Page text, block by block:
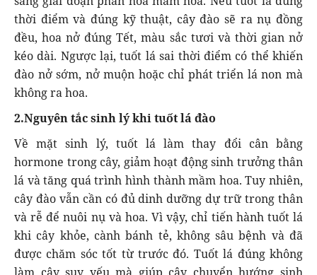
thời điểm và đúng kỹ thuật, cây đào sẽ ra nụ đồng
đều, hoa nở đúng Tết, màu sắc tươi và thời gian nở
kéo dài. Ngược lại, tuốt lá sai thời điểm có thể khiến
đào nở sớm, nở muộn hoặc chỉ phát triển lá non mà
không ra hoa.
2.Nguyên tắc sinh lý khi tuốt lá đào
Về mặt sinh lý, tuốt lá làm thay đổi cân bằng
hormone trong cây, giảm hoạt động sinh trưởng thân
lá và tăng quá trình hình thành mầm hoa. Tuy nhiên,
cây đào vẫn cần có đủ dinh dưỡng dự trữ trong thân
và rễ để nuôi nụ và hoa. Vì vậy, chỉ tiến hành tuốt lá
khi cây khỏe, cành bánh tẻ, không sâu bệnh và đã
được chăm sóc tốt từ trước đó. Tuốt lá đúng không